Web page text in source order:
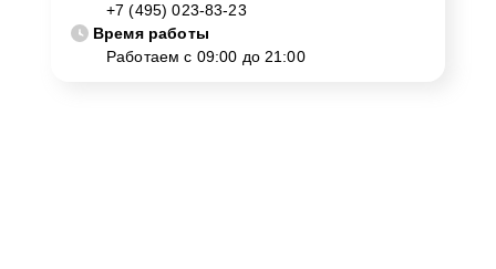
+7 (495) 023-83-23
Время работы
Работаем с 09:00 до 21:00